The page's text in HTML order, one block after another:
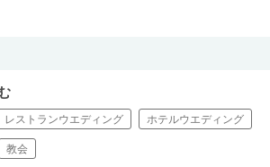
レストランウエディング ホテルウエディング
教会